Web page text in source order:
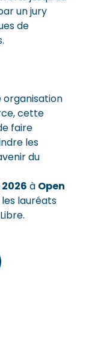
un jury
de
organisation
cette
faire
les
du
à Open
lauréats